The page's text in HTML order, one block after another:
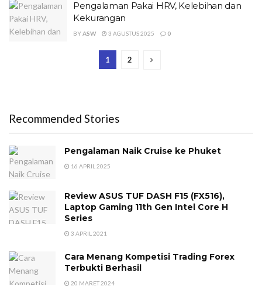
Pengalaman Pakai HRV, Kelebihan dan
Kekurangan
BYASW 3 AGUSTUS 2025 0
1 2
Recommended Stories
Pengalaman Naik Cruise ke Phuket
16 APRIL 2025
Review ASUS TUF DASH F15 (FX516),
Laptop Gaming 11th Gen Intel Core H
Series
3 APRIL 2021
Cara Menang Kompetisi Trading Forex
Terbukti Berhasil
20 MARET 2024